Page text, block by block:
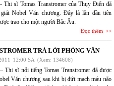
Thi sĩ Tomas Transtromer của Thụy Điển đã
Nobel Văn chương. Đây là lần đầu tiên
trao cho một người Bắc Âu.
Đọc thêm
TRẢ LỜI PHỎNG VẤN
12:00 SA (Xem: 134608)
Thi sĩ nổi tiếng Tomas Transtromer đã được
Văn chương sau khi bị đứt mạch máu não